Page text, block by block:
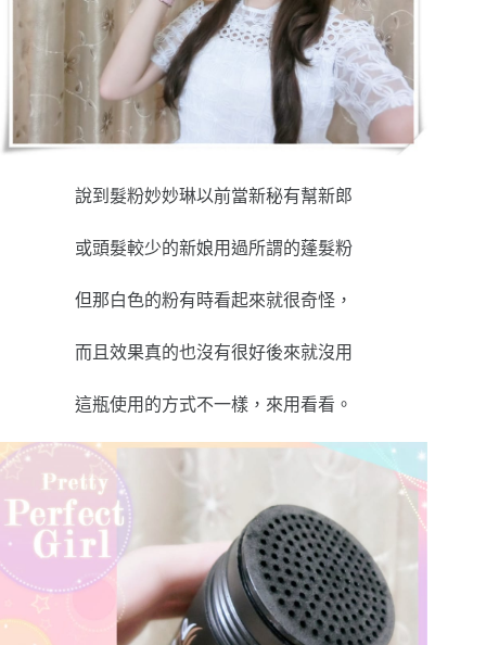
說到髮粉妙妙琳以前當新秘有幫新郎
或頭髮較少的新娘用過所謂的蓬髮粉
但那白色的粉有時看起來就很奇怪，
而且效果真的也沒有很好後來就沒用
這瓶使用的方式不一樣，來用看看。